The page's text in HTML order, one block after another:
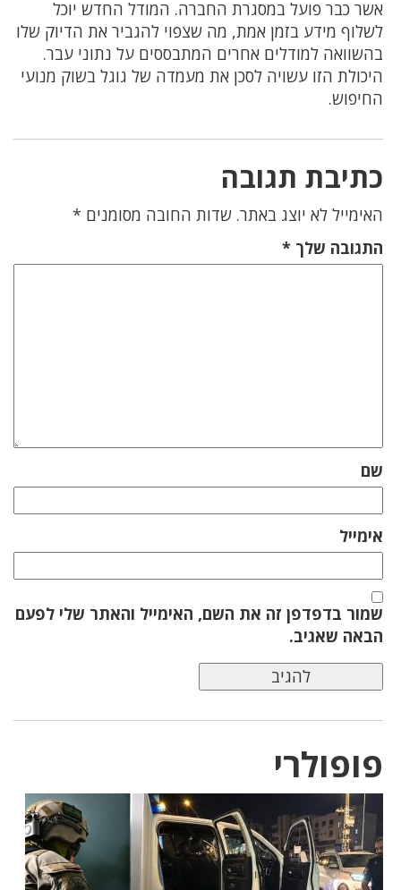
אשר כבר פועל במסגרת החברה. המודל החדש יוכל
לשלוף מידע בזמן אמת, מה שצפוי להגביר את הדיוק שלו
בהשוואה למודלים אחרים המתבססים על נתוני עבר.
היכולת הזו עשויה לסכן את מעמדה של גוגל בשוק מנועי
החיפוש.
כתיבת תגובה
האימייל לא יוצג באתר. שדות החובה מסומנים *
התגובה שלך *
שם
אימייל
שמור בדפדפן זה את השם, האימייל והאתר שלי לפעם
הבאה שאגיב.
פופולרי